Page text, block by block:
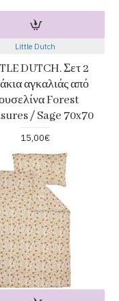
Little Dutch
DUTCH. Σετ 2
αγκαλιάς από
Forest
/ Sage 70x70
15,00€